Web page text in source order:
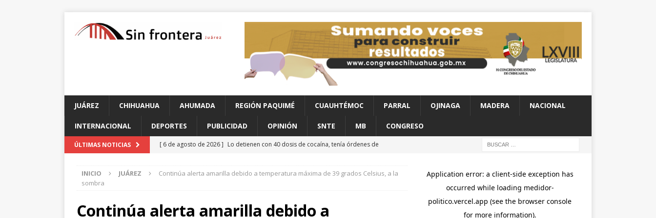
JUÁREZ CHIHUAHUA AHUMADA REGIÓN PAQUIMÉ CUAUHTÉMOC PARRAL OJINAGA MADERA NACIONAL
INTERNACIONAL DEPORTES PUBLICIDAD OPINIÓN SNTE MB CONGRESO
ÚLTIMAS NOTICIAS [ 6 de agosto de 2026 ] Lo detienen con 40 dosis de cocaína, tenía órdenes de
[ 6 de agosto de 2026 ] Maru Campos da seguimiento a plan de obra pública en la
[ 6 de agosto de 2026 ] Incendio consume vivienda de madera en la colonia Proletaria
INICIO JUÁREZ
Continúa alerta amarilla debido a temperatura máxima de 39 grados Celsius, a la
sombra
Continúa alerta amarilla debido a